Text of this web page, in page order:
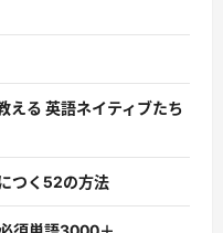
える 英語ネイティブたち
つく52の方法